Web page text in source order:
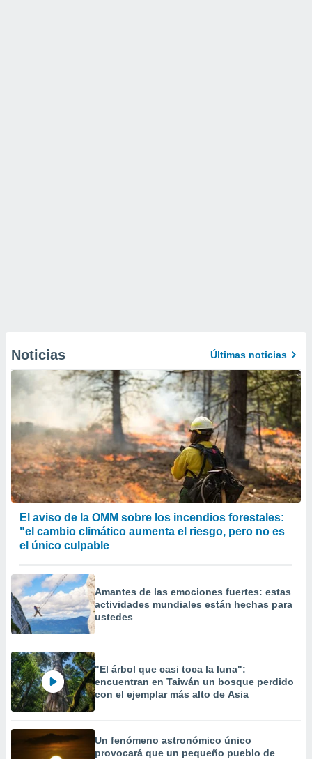
Noticias Últimas noticias
El aviso de la OMM sobre los incendios forestales:
"el cambio climático aumenta el riesgo, pero no es
el único culpable
Amantes de las emociones fuertes: estas
actividades mundiales están hechas para
ustedes
"El árbol que casi toca la luna":
encuentran en Taiwán un bosque perdido
con el ejemplar más alto de Asia
Un fenómeno astronómico único
provocará que un pequeño pueblo de